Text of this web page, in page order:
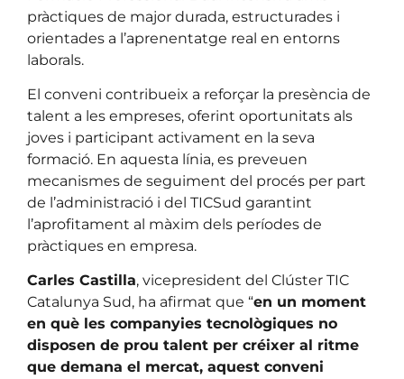
pràctiques de major durada, estructurades i
orientades a l’aprenentatge real en entorns
laborals.
El conveni contribueix a reforçar la presència de
talent a les empreses, oferint oportunitats als
joves i participant activament en la seva
formació. En aquesta línia, es preveuen
mecanismes de seguiment del procés per part
de l’administració i del TICSud garantint
l’aprofitament al màxim dels períodes de
pràctiques en empresa.
Carles Castilla, vicepresident del Clúster TIC
Catalunya Sud, ha afirmat que “en un moment
en què les companyies tecnològiques no
disposen de prou talent per créixer al ritme
que demana el mercat, aquest conveni